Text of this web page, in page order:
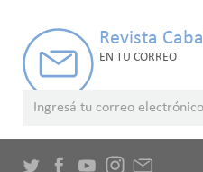
Revista Cabal
EN TU CORREO